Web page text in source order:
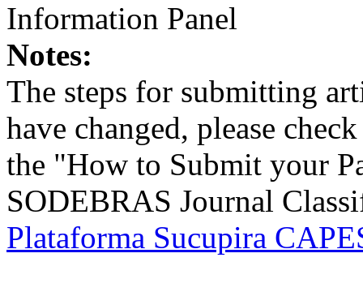
Information Panel
Notes:
The steps for submitting
have changed, please
the "How to Submit your
SODEBRAS Journal
Plataforma Sucupira